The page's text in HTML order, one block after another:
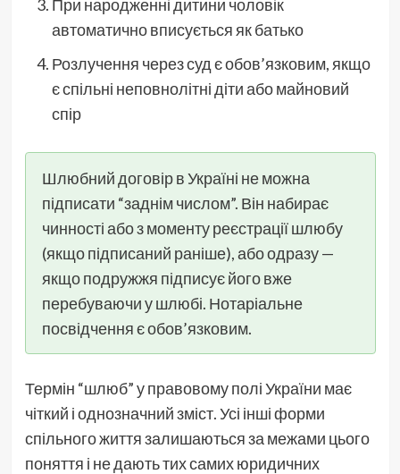
При народженні дитини чоловік
автоматично вписується як батько
Розлучення через суд є обов’язковим, якщо
є спільні неповнолітні діти або майновий
спір
Шлюбний договір в Україні не можна
підписати “заднім числом”. Він набирає
чинності або з моменту реєстрації шлюбу
(якщо підписаний раніше), або одразу —
якщо подружжя підписує його вже
перебуваючи у шлюбі. Нотаріальне
посвідчення є обов’язковим.
Термін “шлюб” у правовому полі України має
чіткий і однозначний зміст. Усі інші форми
спільного життя залишаються за межами цього
поняття і не дають тих самих юридичних